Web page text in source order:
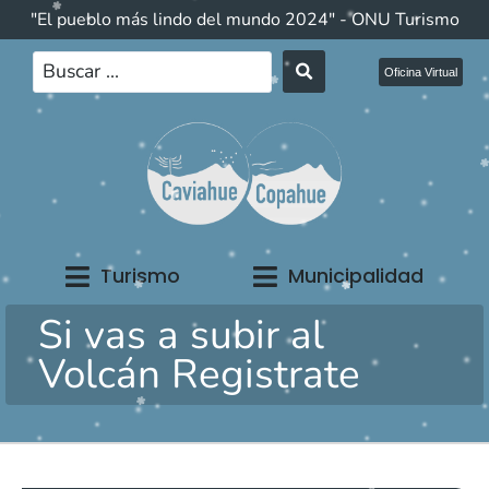
"El pueblo más lindo del mundo 2024" - ONU Turismo
Oficina Virtual
Turismo Municipalidad
Si vas a subir al
Volcán Registrate